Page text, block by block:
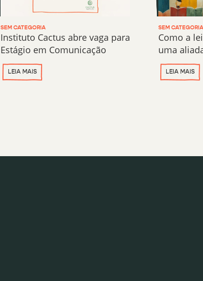
SEM CATEGORIA
Instituto Cactus abre vaga para
Estágio em Comunicação
LEIA MAIS
SEM CATEGORIA
Como a
uma
LEIA MAIS